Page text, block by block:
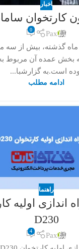
اخبار
Pax
0
منظور گفت: طی ۲ ماه گذشته، بیش
بخش عمده آن مربوط
است.به گزارشبا...
ادامه مطلب
راهنما
D230
Pax
4